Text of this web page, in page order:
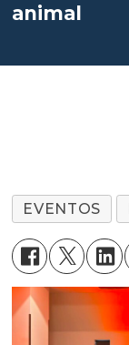
animal
EVENTOS